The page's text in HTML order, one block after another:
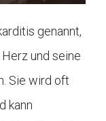
genannt,
und seine
Sie wird oft
kann